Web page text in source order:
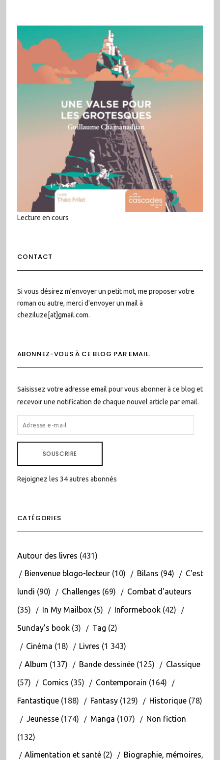
Lecture en cours
CONTACT
Si vous désirez m'envoyer un petit mot, me proposer votre
roman ou autre, merci d'envoyer un mail à
cheziluze[at]gmail.com.
ABONNEZ-VOUS À CE BLOG PAR EMAIL.
Saisissez votre adresse email pour vous abonner à ce blog et
recevoir une notification de chaque nouvel article par email.
ADRESSE
E-
SOUSCRIRE
Rejoignez les 34 autres abonnés
CATÉGORIES
Autour des livres (431)
Bienvenue blogo-lecteur(10) Bilans (94) C'est
lundi (90) Challenges (69) Combat d'auteurs
(35) In My Mailbox(5) Informebook(42)
Sunday's book(3) Tag (2)
Cinéma (18) Livres (1 343)
Album (137) Bande dessinée(125) Classique
(57) Comics (35) Contemporain (164)
Fantastique(188) Fantasy(129) Historique(78)
Jeunesse(174) Manga (107) Non fiction
(132)
Alimentation et santé(2) Biographie, mémoires,